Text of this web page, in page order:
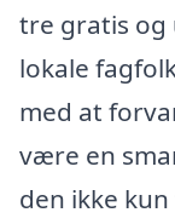
tre gratis
lokale
med at
være en
den ikke